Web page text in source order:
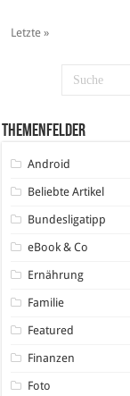
Letzte »
Themenfelder
Android
Beliebte Artikel
Bundesligatipp
eBook & Co
Ernährung
Familie
Featured
Finanzen
Foto